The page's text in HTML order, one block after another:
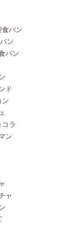
パン
ン
パン
ド
ン
ラ
ン
ャ